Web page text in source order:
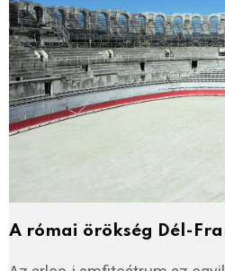
A római örökség Dél-